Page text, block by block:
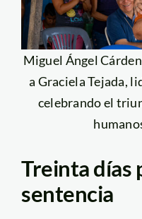
Miguel Ángel
a Graciela Tejada,
celebrando el
Treinta días
sentencia